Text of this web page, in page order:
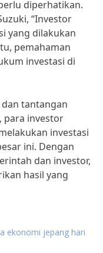
diperhatikan.
“Investor
yang dilakukan
pemahaman
investasi di
tantangan
para investor
investasi
ini. Dengan
dan investor,
hasil yang
ekonomi jepang hari